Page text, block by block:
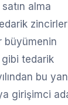
alma
büyümenin
gibi tedarik
bu
girişimci